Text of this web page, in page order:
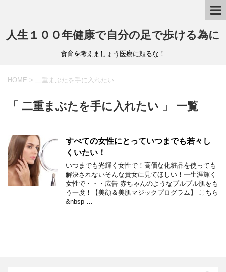
人生１００年健康で自分の足で歩ける為に
食育を考えましょう医療に頼るな！
HOME > 二重まぶたを手に入れたい
「 二重まぶたを手に入れたい 」 一覧
すべての女性にとっていつまでも若々し
くいたい！
いつまでも光輝く女性で！高価な化粧品を使っても
解決されないそんな貴女に見てほしい！一生涯輝く
女性で・・・広告 赤ちゃんのようなプルプル肌をも
う一度！【美顔＆美肌マジックプログラム】 こちら
&nbsp …